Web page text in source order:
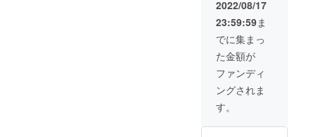
す。
キ1枚提
供♡ ♡
推しか
らのお
礼の直
筆手紙
♡ ♡推
しから
メール
推しの
限定ブ
ロマイ
ド1枚提
供♡ ♡
推しの
限定私
服ブロ
♡ ♡推
2022/08/17
23:59:59ま
でに集まっ
た金額が
ファンディ
ングされま
す。